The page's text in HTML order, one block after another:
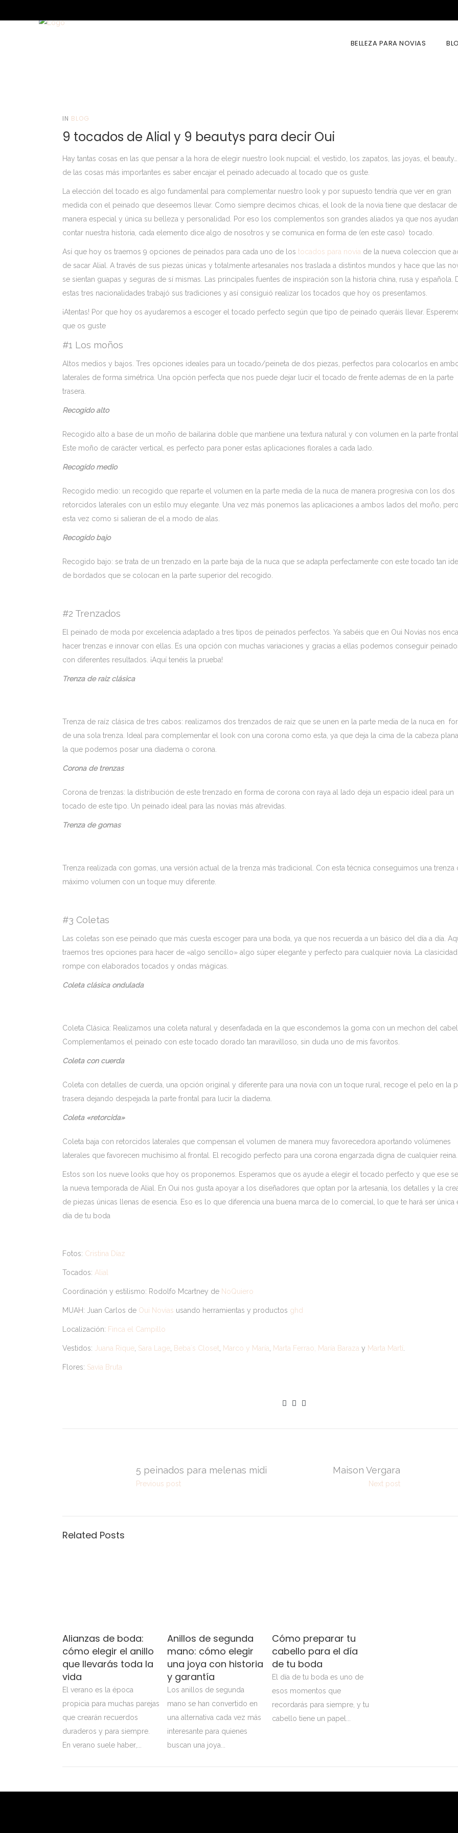
BELLEZA PARA NOVIAS
IN BLOG
9 tocados de Alial y 9 beautys para decir Oui
Hay tantas cosas en las que pensar a la hora de elegir nuestro look nupcial: el vestido, los zapatos, las joyas, el beauty…
de las cosas más importantes es saber encajar el peinado adecuado al tocado que os guste.
La elección del tocado es algo fundamental para complementar nuestro look y por supuesto tendría que ver en gran
medida con el peinado que deseemos llevar. Como siempre decimos chicas, el look de la novia tiene que destacar de
manera especial y única su belleza y personalidad. Por eso los complementos son grandes aliados ya que nos
contar nuestra historia, cada elemento dice algo de nosotros y se comunica en forma de (en este caso) tocado.
Así que hoy os traemos 9 opciones de peinados para cada uno de los tocados para novia de la nueva coleccion que
de sacar Alial. A través de sus piezas únicas y totalmente artesanales nos traslada a distintos mundos y hace que las
se sientan guapas y seguras de sí mismas. Las principales fuentes de inspiración son la historia china, rusa y española.
estas tres nacionalidades trabajó sus tradiciones y así consiguió realizar los tocados que hoy os presentamos.
¡Atentas! Por que hoy os ayudaremos a escoger el tocado perfecto según que tipo de peinado queráis llevar.
que os guste
#1 Los moños
Altos medios y bajos. Tres opciones ideales para un tocado/peineta de dos piezas, perfectos para colocarlos en
laterales de forma simétrica. Una opción perfecta que nos puede dejar lucir el tocado de frente ademas de en la parte
trasera.
Recogido alto
Recogido alto a base de un moño de bailarina doble que mantiene una textura natural y con volumen en la parte frontal.
Este moño de carácter vertical, es perfecto para poner estas aplicaciones florales a cada lado.
Recogido medio
Recogido medio: un recogido que reparte el volumen en la parte media de la nuca de manera progresiva con los dos
retorcidos laterales con un estilo muy elegante. Una vez más ponemos las aplicaciones a ambos lados del moño, pero
esta vez como si salieran de el a modo de alas.
Recogido bajo
Recogido bajo: se trata de un trenzado en la parte baja de la nuca que se adapta perfectamente con este tocado tan
de bordados que se colocan en la parte superior del recogido.
#2 Trenzados
El peinado de moda por excelencia adaptado a tres tipos de peinados perfectos. Ya sabéis que en Oui Novias nos
hacer trenzas e innovar con ellas. Es una opción con muchas variaciones y gracias a ellas podemos conseguir
con diferentes resultados. ¡Aquí tenéis la prueba!
Trenza de raiz clásica
Trenza de raíz clásica de tres cabos: realizamos dos trenzados de raíz que se unen en la parte media de la nuca en
de una sola trenza. Ideal para complementar el look con una corona como esta, ya que deja la cima de la cabeza
la que podemos posar una diadema o corona.
Corona de trenzas
Corona de trenzas: la distribución de este trenzado en forma de corona con raya al lado deja un espacio ideal para un
tocado de este tipo. Un peinado ideal para las novias más atrevidas.
Trenza de gomas
Trenza realizada con gomas, una versión actual de la trenza más tradicional. Con esta técnica conseguimos una trenza
máximo volumen con un toque muy diferente.
#3 Coletas
Las coletas son ese peinado que más cuesta escoger para una boda, ya que nos recuerda a un básico del día a día.
traemos tres opciones para hacer de «algo sencillo» algo súper elegante y perfecto para cualquier novia. La
rompe con elaborados tocados y ondas mágicas.
Coleta clásica ondulada
Coleta Clásica: Realizamos una coleta natural y desenfadada en la que escondemos la goma con un mechon del
Complementamos el peinado con este tocado dorado tan maravilloso, sin duda uno de mis favoritos.
Coleta con cuerda
Coleta con detalles de cuerda, una opción original y diferente para una novia con un toque rural, recoge el pelo en la
trasera dejando despejada la parte frontal para lucir la diadema.
Coleta «retorcida»
Coleta baja con retorcidos laterales que compensan el volumen de manera muy favorecedora aportando volúmenes
laterales que favorecen muchísimo al frontal. El recogido perfecto para una corona engarzada digna de cualquier reina.
Estos son los nueve looks que hoy os proponemos. Esperamos que os ayude a elegir el tocado perfecto y que ese
la nueva temporada de Alial. En Oui nos gusta apoyar a los diseñadores que optan por la artesanía, los detalles y la
de piezas únicas llenas de esencia. Eso es lo que diferencia una buena marca de lo comercial, lo que te hará ser única
día de tu boda
Fotos: Cristina Díaz
Tocados: Alial
Coordinación y estilismo: Rodolfo Mcartney de NoQuiero
MUAH: Juan Carlos de Oui Novias usando herramientas y productos ghd
Localización: Finca el Campillo
Vestidos: Juana Rique Sara Lage Beba´s Closet Marco y María Marta Ferrao, María Baraza y Marta Martí
Flores: Savia Bruta
5 peinados para melenas midi
Previous post
Maison Vergara
Next post
Related Posts
Alianzas de boda:
cómo elegir el anillo
que llevarás toda la
vida
El verano es la época
propicia para muchas parejas
que crearán recuerdos
duraderos y para siempre.
En verano suele haber,...
Anillos de segunda
mano: cómo elegir
una joya con historia
y garantía
Los anillos de segunda
mano se han convertido en
una alternativa cada vez más
interesante para quienes
buscan una joya...
Cómo preparar tu
cabello para el día
de tu boda
El día de tu boda es uno de
esos momentos que
recordarás para siempre, y tu
cabello tiene un papel...